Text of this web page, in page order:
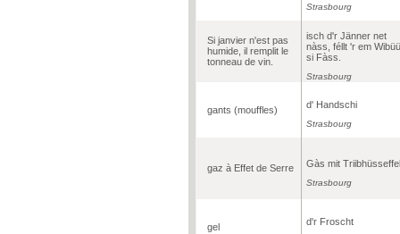
Strasbourg
Si janvier n'est pas
humide, il remplit le
tonneau de vin.
isch d'r Jänner net
nàss, féllt 'r em
si Fàss.
Strasbourg
gants (mouffles) d' Handschi
Strasbourg
gaz à Effet de Serre Gàs mit
Strasbourg
gel d'r Froscht